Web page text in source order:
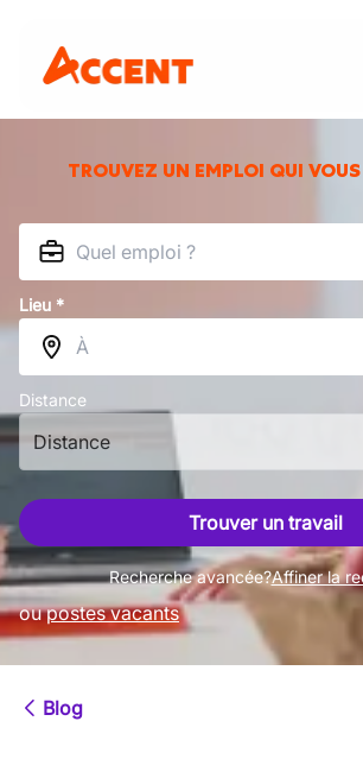
TROUVEZ UN EMPLOI QUI
Lieu *
Distance
Distance
Trouver un travail
Recherche avancée?Affiner la
ou postes vacants
Blog